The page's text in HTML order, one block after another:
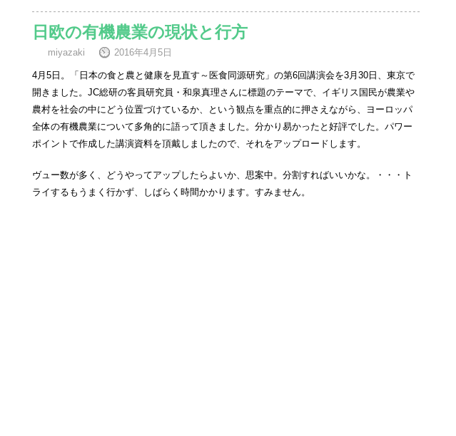
日欧の有機農業の現状と行方
miyazaki 2016年4月5日
4月5日。「日本の食と農と健康を見直す～医食同源研究」の第6回講演会を3月30日、東京で
開きました。JC総研の客員研究員・和泉真理さんに標題のテーマで、イギリス国民が農業や
農村を社会の中にどう位置づけているか、という観点を重点的に押さえながら、ヨーロッパ
全体の有機農業について多角的に語って頂きました。分かり易かったと好評でした。パワー
ポイントで作成した講演資料を頂戴しましたので、それをアップロードします。
ヴュー数が多く、どうやってアップしたらよいか、思案中。分割すればいいかな。・・・ト
ライするもうまく行かず、しばらく時間かかります。すみません。